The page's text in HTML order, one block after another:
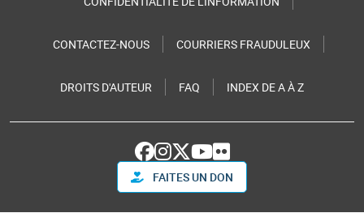
CONTACTEZ-NOUS COURRIERS FRAUDULEUX
DROITS D'AUTEUR FAQ INDEX DE A À Z
FAITES UN DON